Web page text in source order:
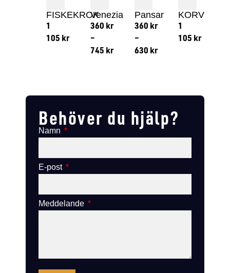
FISKEKROK
1
105 kr
Venezia
360 kr
–
745 kr
Pansar
360 kr
–
630 kr
KORV
1
105 kr
Behöver du hjälp?
Namn
E-post
Meddelande